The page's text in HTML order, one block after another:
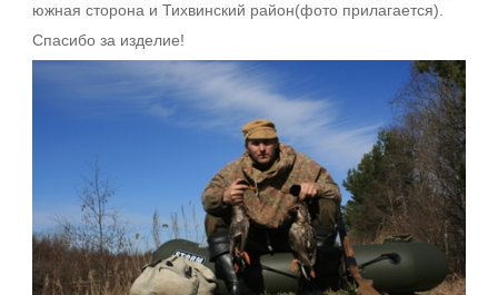
южная сторона и Тихвинский район(фото прилагается).
Спасибо за изделие!